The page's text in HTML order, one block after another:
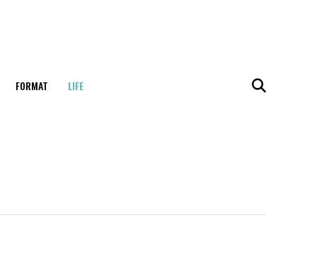
FORMAT LIFE